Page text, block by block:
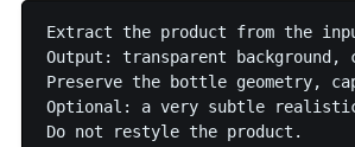
Extract the product from the
Output: transparent
Preserve the bottle geometry,
Optional: a very subtle
Do not restyle the product.